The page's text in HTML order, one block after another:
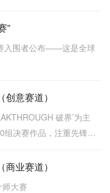
”
入围者公布——这是全球
意赛道）
破界’为主
组决赛作品，注重先锋表
业赛道）
师大赛